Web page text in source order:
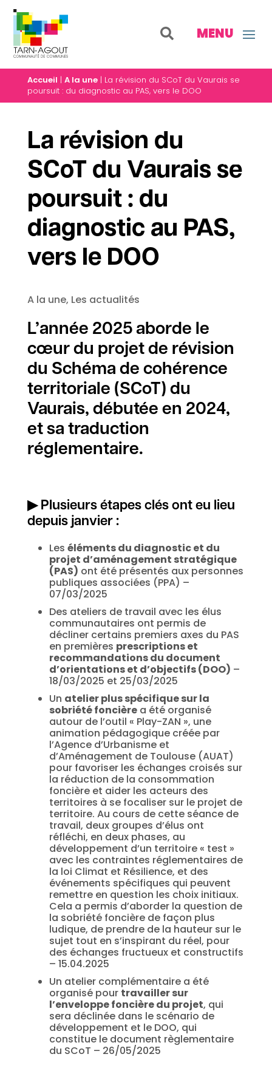
Accueil | A la une| La révision du SCoT du Vaurais se
poursuit : du diagnostic au PAS, vers le DOO
La révision du
SCoT du Vaurais se
poursuit : du
diagnostic au PAS,
vers le DOO
A la une, Les actualités
L’année 2025 aborde le
cœur du projet de révision
du Schéma de cohérence
territoriale (SCoT) du
Vaurais, débutée en 2024,
et sa traduction
réglementaire.
▶ Plusieurs étapes clés ont eu lieu
depuis janvier :
Les éléments du diagnostic et du
projet d’aménagement stratégique
(PAS) ont été présentés aux personnes
publiques associées (PPA) –
07/03/2025
Des ateliers de travail avec les élus
communautaires ont permis de
décliner certains premiers axes du PAS
en premières prescriptions et
recommandations du document
d’orientations et d’objectifs (DOO) –
18/03/2025 et 25/03/2025
Un atelier plus spécifique sur la
sobriété foncièrea été organisé
autour de l’outil « Play-ZAN », une
animation pédagogique créée par
l’Agence d’Urbanisme et
d’Aménagement de Toulouse (AUAT)
pour favoriser les échanges croisés sur
la réduction de la consommation
foncière et aider les acteurs des
territoires à se focaliser sur le projet de
territoire. Au cours de cette séance de
travail, deux groupes d’élus ont
réfléchi, en deux phases, au
développement d’un territoire « test »
avec les contraintes réglementaires de
la loi Climat et Résilience, et des
événements spécifiques qui peuvent
remettre en question les choix initiaux.
Cela a permis d’aborder la question de
la sobriété foncière de façon plus
ludique, de prendre de la hauteur sur le
sujet tout en s’inspirant du réel, pour
des échanges fructueux et constructifs
– 15.04.2025
Un atelier complémentaire a été
organisé pour travailler sur
l’enveloppe foncière du projet, qui
sera déclinée dans le scénario de
développement et le DOO, qui
constitue le document règlementaire
du SCoT – 26/05/2025